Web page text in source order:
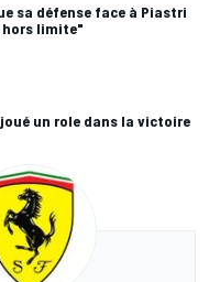
sa défense face à Piastri
hors limite"
un role dans la victoire